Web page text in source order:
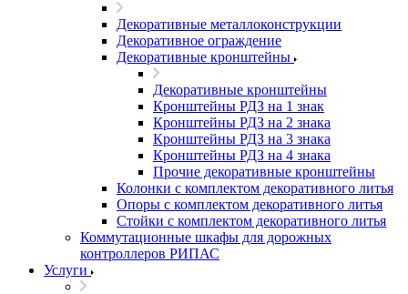
Декоративные металлоконструкции
Декоративное ограждение
Декоративные кронштейны
Декоративные кронштейны
Кронштейны РДЗ на 1 знак
Кронштейны РДЗ на 2 знака
Кронштейны РДЗ на 3 знака
Кронштейны РДЗ на 4 знака
Прочие декоративные кронштейны
Колонки с комплектом декоративного литья
Опоры с комплектом декоративного литья
Стойки с комплектом декоративного литья
Коммутационные шкафы для дорожных
контроллеров РИПАС
Услуги